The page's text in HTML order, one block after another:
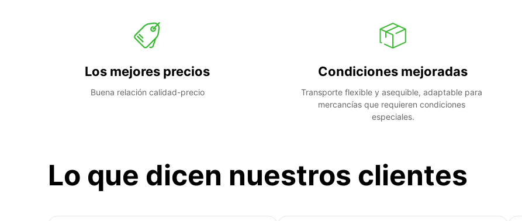
Los mejores precios
Buena relación calidad-precio
Condiciones mejoradas
Transporte flexible y asequible, adaptable para
mercancías que requieren condiciones
especiales.
Lo que dicen nuestros clientes